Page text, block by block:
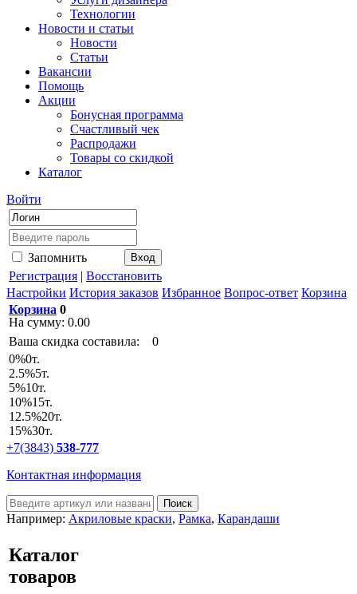
Технологии
Новости и статьи
Новости
Статьи
Вакансии
Помощь
Акции
Бонусная программа
Счастливый чек
Распродажи
Товары со скидкой
Каталог
Войти
Запомнить
Регистрация | Восстановить
Настройки История заказов Избранное Вопрос-ответ Корзина
Корзина 0
На сумму: 0.00
Ваша скидка составила:
0
0%0т.
2.5%5т.
5%10т.
10%15т.
12.5%20т.
15%30т.
+7(3843) 538-777
Контактная информация
Например: Акриловые краски, Рамка, Карандаши
Каталог
товаров